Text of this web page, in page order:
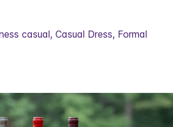
casual, Casual Dress, Formal